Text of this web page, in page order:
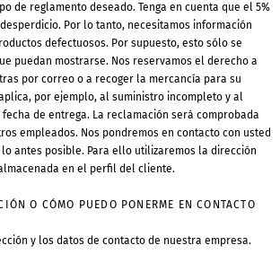
de reglamento deseado. Tenga en cuenta que el 5%
Por lo tanto, necesitamos información
defectuosos. Por supuesto, esto sólo se
puedan mostrarse. Nos reservamos el derecho a
por correo o a recoger la mercancía para su
por ejemplo, al suministro incompleto y al
de entrega. La reclamación será comprobada
empleados. Nos pondremos en contacto con usted
antes posible. Para ello utilizaremos la dirección
en el perfil del cliente.
O CÓMO PUEDO PONERME EN CONTACTO
y los datos de contacto de nuestra empresa.